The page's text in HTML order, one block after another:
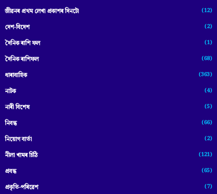
জীৱনৰ প্ৰথম লেখা প্ৰকাশৰ দিনটো (12)
দেশ-বিদেশ (2)
দৈনিক ৰাশি ফল (1)
দৈনিক ৰাশিফল (68)
ধাৰাবাহিক (363)
নাটক (4)
নাৰী বিশেষ (5)
নিবন্ধ (66)
নিয়োগ বাৰ্তা (2)
নীলা খামৰ চিঠি (121)
প্রবন্ধ (65)
প্ৰকৃতি-পৰিৱেশ (7)